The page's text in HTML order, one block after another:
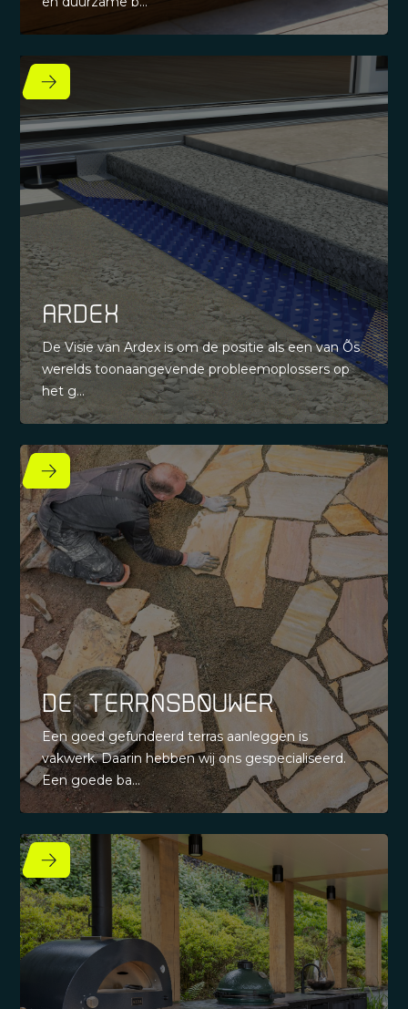
Ardex
De Visie van Ardex is om de positie als een van Õs
werelds toonaangevende probleemoplossers op
het g...
De Terrasbouwer
Een goed gefundeerd terras aanleggen is
vakwerk. Daarin hebben wij ons gespecialiseerd.
Een goede ba...